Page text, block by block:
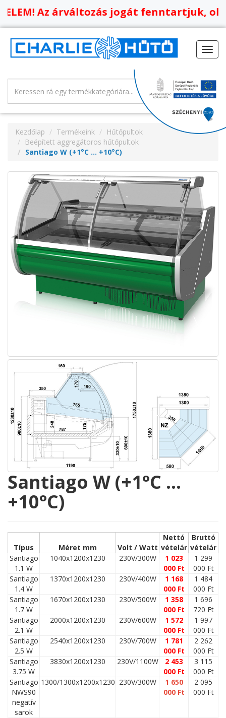
Az árváltozás jogát fenntartjuk,
Kezdőlap Termékeink
Hűtőpultok
Beépített aggregátoros hűtőpultok
Santiago W (+1°C … +10°C)
Santiago W (+1°C …
+10°C)
Típus Méret mm Volt / Watt
Nettó
vételár
Bruttó
vételár
Santiago
1.1 W
1040x1200x1230 230V/300W
1 023
000 Ft
1 299
000 Ft
Santiago
1.4 W
1370x1200x1230 230V/400W
1 168
000 Ft
1 484
000 Ft
Santiago
1.7 W
1670x1200x1230 230V/500W
1 358
000 Ft
1 696
720 Ft
Santiago
2.1 W
2000x1200x1230 230V/600W
1 572
000 Ft
1 997
000 Ft
Santiago
2.5 W
2540x1200x1230 230V/700W
1 781
000 Ft
2 262
000 Ft
Santiago
3.75 W
3830x1200x1230 230V/1100W
2 453
000 Ft
3 115
000 Ft
Santiago
NWS90
negatív
sarok
1300/1300x1200x1230 230V/300W
1 650
000 Ft
2 095
000 Ft